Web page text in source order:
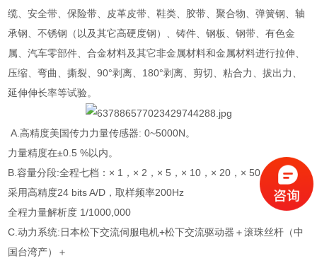
缆、安全带、保险带、皮革皮带、鞋类、胶带、聚合物、弹簧钢、轴
承钢、不锈钢（以及其它高硬度钢）、铸件、钢板、钢带、有色金
属、汽车零部件、合金材料及其它非金属材料和金属材料进行拉伸、
压缩、弯曲、撕裂、90°剥离、180°剥离、剪切、粘合力、拔出力、
延伸伸长率等试验。
A.高精度美国传力力量传感器: 0~5000N。
力量精度在±0.5 %以内。
B.容量分段:全程七档：× 1，× 2，× 5，× 10，× 20，× 50，× 100
采用高精度24 bits A/D，取样频率200Hz
全程力量解析度 1/1000,000
C.动力系统:日本松下交流伺服电机+松下交流驱动器＋滚珠丝杆（中
国台湾产）＋